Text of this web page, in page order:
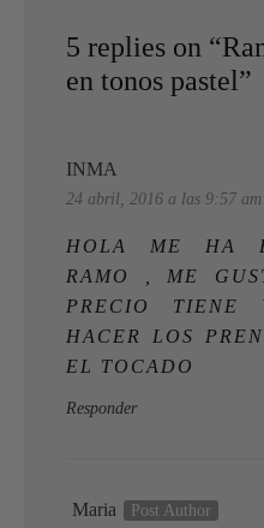
5 replies on
en tonos pastel”
INMA
24 abril, 2016 a las 9:57 am
HOLA ME HA
RAMO , ME
PRECIO
HACER LOS
EL TOCADO
Responder
Maria